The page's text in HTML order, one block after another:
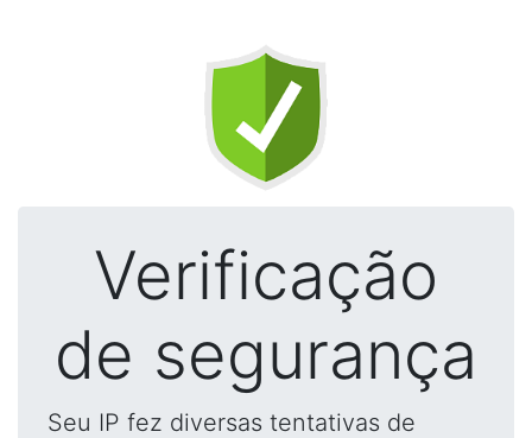
Verificação
de segurança
Seu IP fez diversas tentativas de